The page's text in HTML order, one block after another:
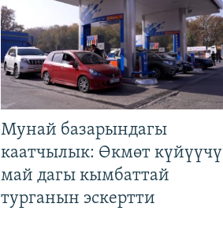
Мунай базарындагы
каатчылык: Өкмөт күйүүчү
май дагы кымбаттай
турганын эскертти